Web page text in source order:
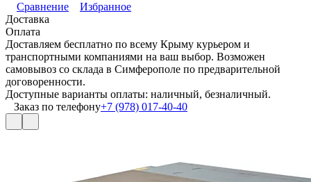
Сравнение
Избранное
Доставка
Оплата
Доставляем бесплатно по всему Крыму курьером и
транспортными компаниями на ваш выбор. Возможен
самовывоз со склада в Симферополе по предварительной
договоренности.
Доступные варианты оплаты: наличный, безналичный.
Заказ по телефону+7 (978) 017-40-40